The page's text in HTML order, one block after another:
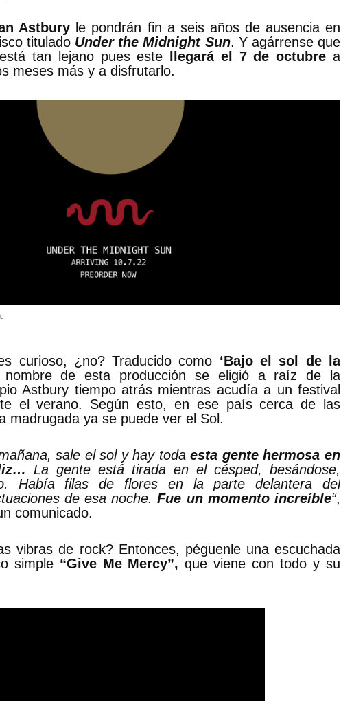
Astbury le pondrán fin a seis años de ausencia en
titulado Under the Midnight Sun. Y agárrense que
tan lejano pues este llegará el 7 de octubre a
meses más y a disfrutarlo.
curioso, ¿no? Traducido como ‘Bajo el sol de la
de esta producción se eligió a raíz de la
Astbury tiempo atrás mientras acudía a un festival
el verano. Según esto, en ese país cerca de las
madrugada ya se puede ver el Sol.
sale el sol y hay todaesta gente hermosa en
La gente está tirada en el césped, besándose,
Había filas de flores en la parte delantera del
de esa noche.Fue un momento increíble“,
comunicado.
vibras de rock? Entonces, péguenle una escuchada
simple“Give Me Mercy”, que viene con todo y su